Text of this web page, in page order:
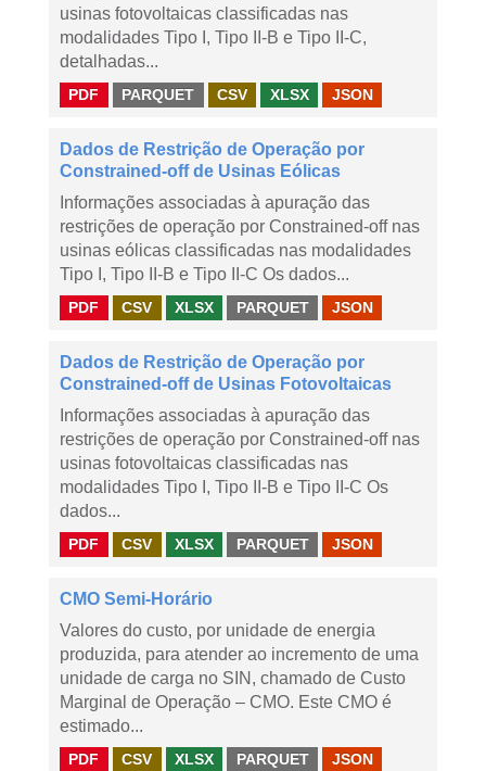
usinas fotovoltaicas classificadas nas
modalidades Tipo I, Tipo II-B e Tipo II-C,
detalhadas...
PDF PARQUET CSV XLSX JSON
Dados de Restrição de Operação por
Constrained-off de Usinas Eólicas
Informações associadas à apuração das
restrições de operação por Constrained-off nas
usinas eólicas classificadas nas modalidades
Tipo I, Tipo II-B e Tipo II-C Os dados...
PDF CSV XLSX PARQUET JSON
Dados de Restrição de Operação por
Constrained-off de Usinas Fotovoltaicas
Informações associadas à apuração das
restrições de operação por Constrained-off nas
usinas fotovoltaicas classificadas nas
modalidades Tipo I, Tipo II-B e Tipo II-C Os
dados...
PDF CSV XLSX PARQUET JSON
CMO Semi-Horário
Valores do custo, por unidade de energia
produzida, para atender ao incremento de uma
unidade de carga no SIN, chamado de Custo
Marginal de Operação – CMO. Este CMO é
estimado...
PDF CSV XLSX PARQUET JSON